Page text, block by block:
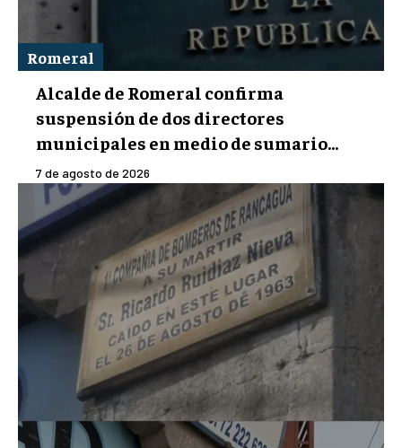
Romeral
Alcalde de Romeral confirma
suspensión de dos directores
municipales en medio de sumario...
7 de agosto de 2026